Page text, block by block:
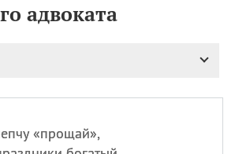
адвоката
«прощай»,
Happens Day)
великомученика
покровителя всех
врачей и целителя